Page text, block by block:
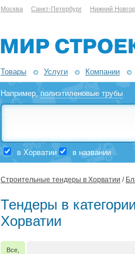
Москва Санкт-Петербург Нижний
Товары Услуги Компании
Например,полиэтиленовые трубы
в Хорватии в названии
Строительные тендеры в Хорватии /
Тендеры в
Хорватии
Все,